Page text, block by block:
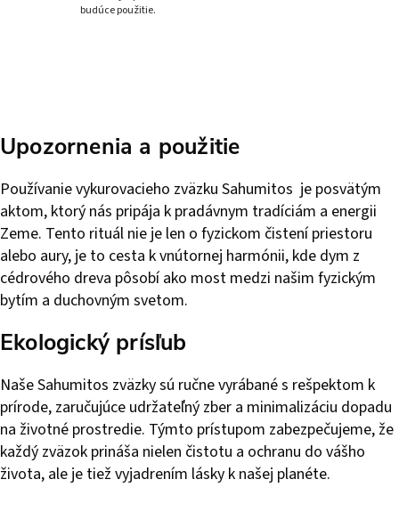
budúce použitie.
Upozornenia a použitie
Používanie vykurovacieho zväzku Sahumitos je posvätým
aktom, ktorý nás pripája k pradávnym tradíciám a energii
Zeme. Tento rituál nie je len o fyzickom čistení priestoru
alebo aury, je to cesta k vnútornej harmónii, kde dym z
cédrového dreva pôsobí ako most medzi našim fyzickým
bytím a duchovným svetom.
Ekologický prísľub
Naše Sahumitos zväzky sú ručne vyrábané s rešpektom k
prírode, zaručujúce udržateľný zber a minimalizáciu dopadu
na životné prostredie. Týmto prístupom zabezpečujeme, že
každý zväzok prináša nielen čistotu a ochranu do vášho
života, ale je tiež vyjadrením lásky k našej planéte.